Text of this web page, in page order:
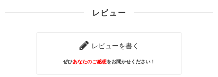
レビュー
レビューを書く
ぜひあなたのご感想をお聞かせください！